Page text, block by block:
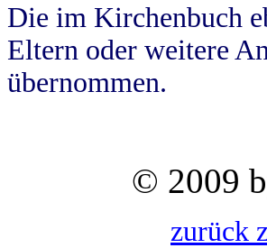
Die im Kirchenbuch
Eltern oder weitere
übernommen.
© 2009
zurück